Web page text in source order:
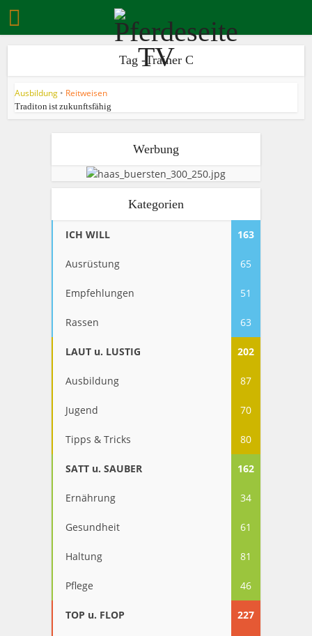
Tag -Trainer C
Ausbildung • Reitweisen
Traditon ist zukunftsfähig
Werbung
Kategorien
ICH WILL 163
Ausrüstung 65
Empfehlungen 51
Rassen 63
LAUT u. LUSTIG 202
Ausbildung 87
Jugend 70
Tipps & Tricks 80
SATT u. SAUBER 162
Ernährung 34
Gesundheit 61
Haltung 81
Pflege 46
TOP u. FLOP 227